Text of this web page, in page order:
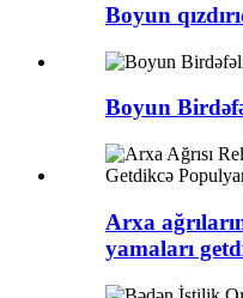
Boyun
Boyun
Arxa
yamaları